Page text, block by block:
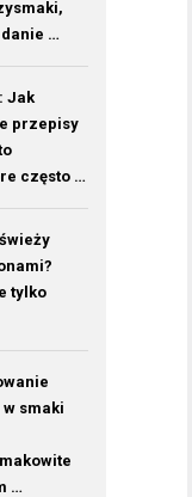
…
Jak
przepisy
często …
tylko
smaki
…